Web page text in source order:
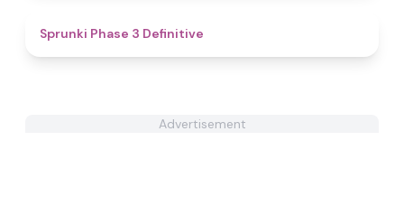
Sprunki Phase 3 Definitive
Advertisement